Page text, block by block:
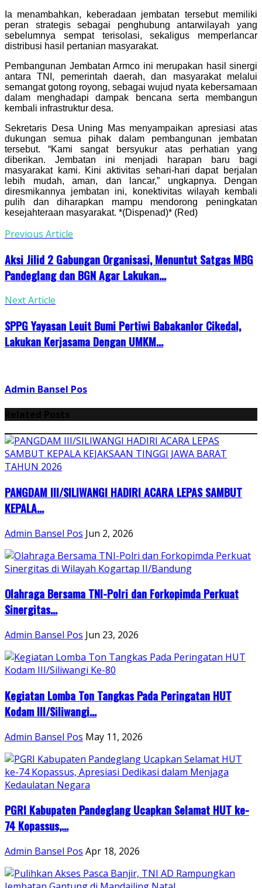
Ia menambahkan, keberadaan jembatan tersebut memiliki
peran strategis sebagai penghubung antarwilayah yang
sebelumnya sempat terisolasi, sekaligus memperlancar
distribusi hasil pertanian masyarakat.
Pembangunan Jembatan Armco ini merupakan hasil sinergi
antara TNI, pemerintah daerah, dan masyarakat melalui
semangat gotong royong, sebagai wujud nyata kebersamaan
dalam menghadapi dampak bencana serta membangun
kembali infrastruktur desa.
Sekretaris Desa Uning Mas menyampaikan apresiasi atas
dukungan semua pihak dalam pembangunan jembatan
tersebut. “Kami sangat bersyukur atas perhatian yang
diberikan. Jembatan ini menjadi harapan baru bagi
masyarakat kami. Kini aktivitas sehari-hari dapat berjalan
lebih mudah, aman, dan lancar,” ungkapnya. Dengan
diresmikannya jembatan ini, konektivitas wilayah kembali
pulih dan diharapkan mampu mendorong peningkatan
kesejahteraan masyarakat. *(Dispenad)* (Red)
Previous Article
Aksi Jilid 2 Gabungan Organisasi, Menuntut Satgas MBG
Pandeglang dan BGN Agar Lakukan...
Next Article
SPPG Yayasan Leuit Bumi Pertiwi Babakanlor Cikedal,
Lakukan Kerjasama Dengan UMKM...
Admin Bansel Pos
PANGDAM III/SILIWANGI HADIRI ACARA LEPAS SAMBUT
KEPALA...
Admin Bansel Pos Jun 2, 2026
Olahraga Bersama TNI-Polri dan Forkopimda Perkuat
Sinergitas...
Admin Bansel Pos Jun 23, 2026
Kegiatan Lomba Ton Tangkas Pada Peringatan HUT
Kodam III/Siliwangi...
Admin Bansel Pos May 11, 2026
PGRI Kabupaten Pandeglang Ucapkan Selamat HUT ke-
74 Kopassus,...
Admin Bansel Pos Apr 18, 2026